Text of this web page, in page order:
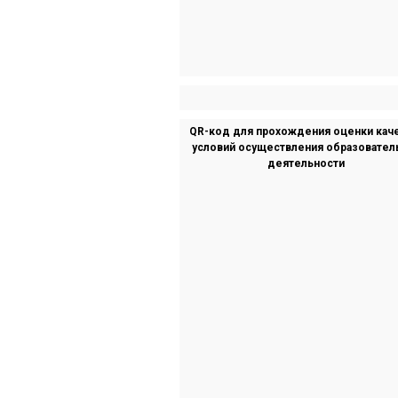
QR-код для прохождения оценки
условий осуществления
деятельности